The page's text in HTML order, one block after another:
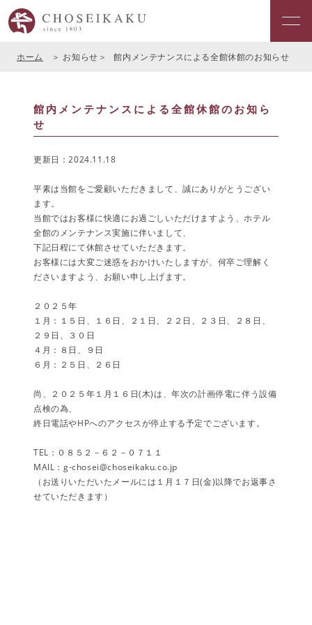
ホーム お知らせ 館内メンテナンスによる全館休館のお知らせ
館内メンテナンスによる全館休館のお知ら
せ
更新日：2024.11.18
平素は当館をご愛顧いただきまして、誠にありがとうござい
ます。
当館ではお客様に快適にお過ごしいただけますよう、ホテル
全館のメンテナンス実施に伴いまして、
下記日程にて休館させていただきます。
お客様には大変ご迷惑をおかけいたしますが、何卒ご理解く
ださいますよう、お願い申し上げます。
２０２５年
１月：１５日、１６日、２１日、２２日、２３日、２８日、
２９日、３０日
４月：８日、９日
６月：２５日、２６日
尚、２０２５年１月１６日(木)は、年次の計画停電に伴う設備
点検の為、
終日電話やHPへのアクセスが停止する予定でございます。
TEL：０８５２－６２－０７１１
MAIL：g-chosei@choseikaku.co.jp
（お送りいただいたメールには１月１７日(金)以降でお返事さ
せていただきます）